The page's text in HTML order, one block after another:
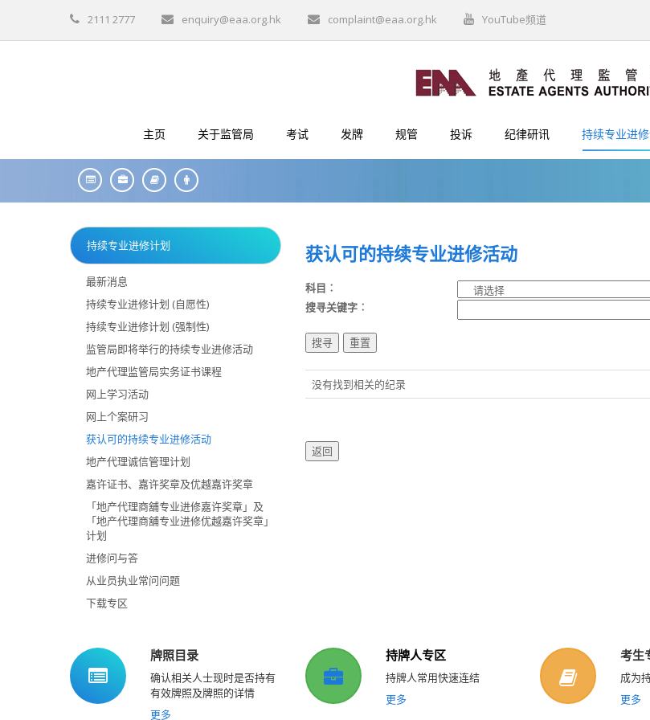
2111 2777 enquiry@eaa.org.hk complaint@eaa.org.hk YouTube频道
主页 关于监管局 考试 发牌 规管 投诉 纪律研讯 持续专业进
持续专业进修计划
最新消息
持续专业进修计划 (自愿性)
持续专业进修计划 (强制性)
监管局即将举行的持续专业进修活动
地产代理监管局实务证书课程
网上学习活动
网上个案研习
获认可的持续专业进修活动
地产代理诚信管理计划
嘉许证书、嘉许奖章及优越嘉许奖章
「地产代理商舖专业进修嘉许奖章」及
「地产代理商舖专业进修优越嘉许奖章」
计划
进修问与答
从业员执业常问问题
下载专区
获认可的持续专业进修活动
科目︰
搜寻关键字︰
没有找到相关的纪录
牌照目录
确认相关人士现时是否持有
有效牌照及牌照的详情
更多
持牌人专区
持牌人常用快速连结
更多
考生
成为
更多